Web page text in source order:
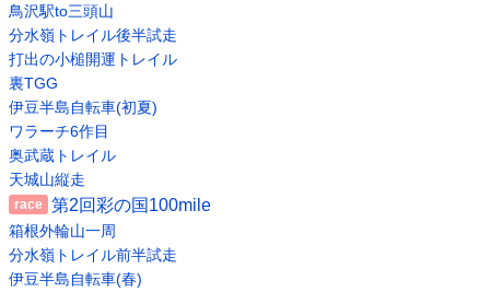
鳥沢駅to三頭山
分水嶺トレイル後半試走
打出の小槌開運トレイル
裏TGG
伊豆半島自転車(初夏)
ワラーチ6作目
奥武蔵トレイル
天城山縦走
第2回彩の国100mile
箱根外輪山一周
分水嶺トレイル前半試走
伊豆半島自転車(春)